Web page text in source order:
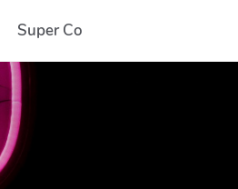
Super Co